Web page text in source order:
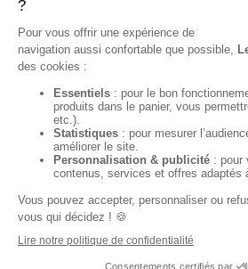
Conditions Générales de vente magasin
Mentions Légales
Données personnelles
Codes promo Le Roi du Matelas
Copyright © 2022. All rights reserved.